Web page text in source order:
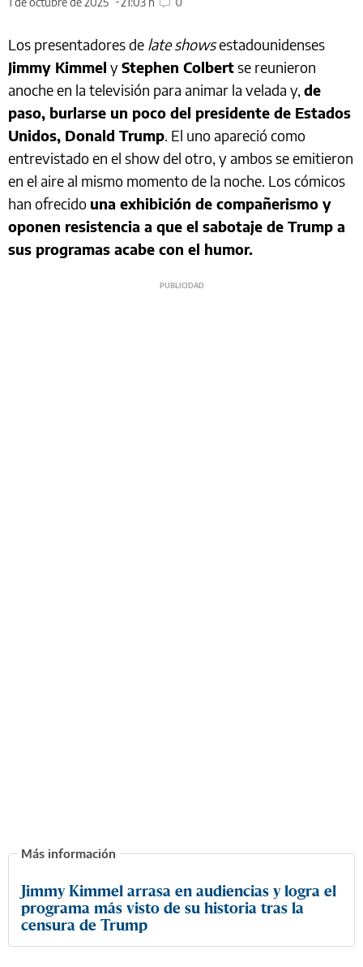
Los presentadores de late showsestadounidenses
Jimmy Kimmel yStephen Colbertse reunieron
anoche en la televisión para animar la velada y, de
paso, burlarse un poco del presidente de Estados
Unidos, Donald Trump. El uno apareció como
entrevistado en el show del otro, y ambos se emitieron
en el aire al mismo momento de la noche. Los cómicos
han ofrecido una exhibición de compañerismo y
oponen resistencia a que el sabotaje de Trump a
sus programas acabe con el humor.
Jimmy Kimmel arrasa en audiencias y logra el
programa más visto de su historia tras la
censura de Trump